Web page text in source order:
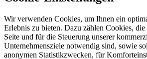
Wir verwenden Cookies, um Ihnen ein
Erlebnis zu bieten. Dazu zählen Cookies,
Seite und für die Steuerung unserer
Unternehmensziele notwendig sind, sowie
anonymen Statistikzwecken, für